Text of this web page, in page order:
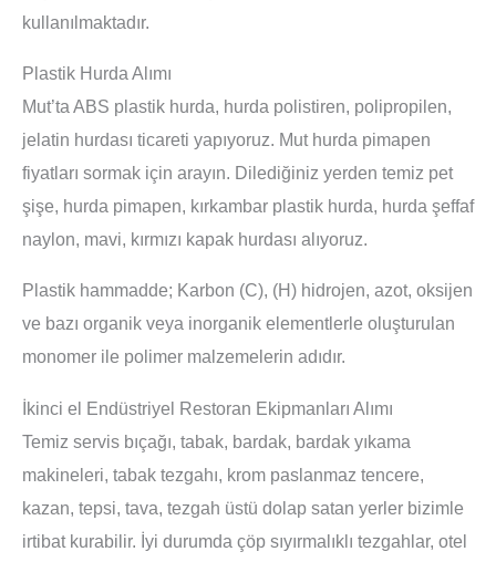
kullanılmaktadır.
Plastik Hurda Alımı
Mut’ta ABS plastik hurda, hurda polistiren, polipropilen,
jelatin hurdası ticareti yapıyoruz. Mut hurda pimapen
fiyatları sormak için arayın. Dilediğiniz yerden temiz pet
şişe, hurda pimapen, kırkambar plastik hurda, hurda şeffaf
naylon, mavi, kırmızı kapak hurdası alıyoruz.
Plastik hammadde; Karbon (C), (H) hidrojen, azot, oksijen
ve bazı organik veya inorganik elementlerle oluşturulan
monomer ile polimer malzemelerin adıdır.
İkinci el Endüstriyel Restoran Ekipmanları Alımı
Temiz servis bıçağı, tabak, bardak, bardak yıkama
makineleri, tabak tezgahı, krom paslanmaz tencere,
kazan, tepsi, tava, tezgah üstü dolap satan yerler bizimle
irtibat kurabilir. İyi durumda çöp sıyırmalıklı tezgahlar, otel